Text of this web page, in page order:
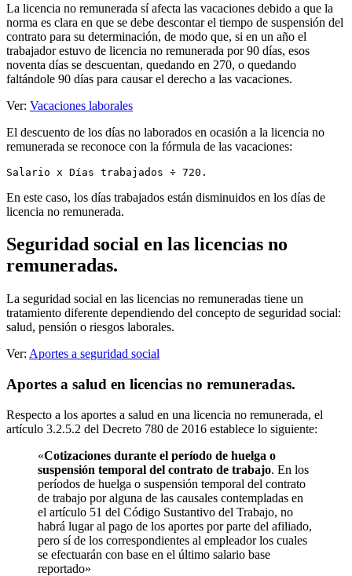
La licencia no remunerada sí afecta las vacaciones debido a que la
norma es clara en que se debe descontar el tiempo de suspensión del
contrato para su determinación, de modo que, si en un año el
trabajador estuvo de licencia no remunerada por 90 días, esos
noventa días se descuentan, quedando en 270, o quedando
faltándole 90 días para causar el derecho a las vacaciones.
Ver: Vacaciones laborales
El descuento de los días no laborados en ocasión a la licencia no
remunerada se reconoce con la fórmula de las vacaciones:
Salario x Días trabajados ÷ 720.
En este caso, los días trabajados están disminuidos en los días de
licencia no remunerada.
Seguridad social en las licencias no
remuneradas.
La seguridad social en las licencias no remuneradas tiene un
tratamiento diferente dependiendo del concepto de seguridad social:
salud, pensión o riesgos laborales.
Ver: Aportes a seguridad social
Aportes a salud en licencias no remuneradas.
Respecto a los aportes a salud en una licencia no remunerada, el
artículo 3.2.5.2 del Decreto 780 de 2016 establece lo siguiente:
«Cotizaciones durante el período de huelga o
suspensión temporal del contrato de trabajo. En los
períodos de huelga o suspensión temporal del contrato
de trabajo por alguna de las causales contempladas en
el artículo 51 del Código Sustantivo del Trabajo, no
habrá lugar al pago de los aportes por parte del afiliado,
pero sí de los correspondientes al empleador los cuales
se efectuarán con base en el último salario base
reportado»